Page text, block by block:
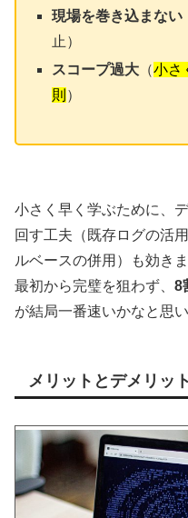
現場を巻き込まない
止）
スコープ過大 （小さ
則 ）
小さく早く学ぶために、
回す工夫（既存ログの活
ルベースの併用）も効き
最初から完璧を狙わず、 8
が結局一番速いかなと思い
メリットとデメリット